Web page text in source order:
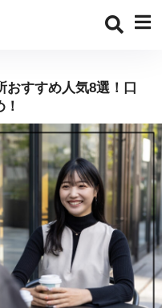
おすすめ人気8選！口